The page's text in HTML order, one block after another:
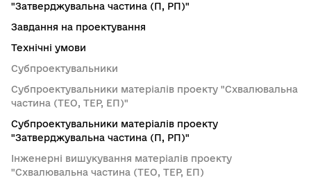
"Затверджувальна частина (П, РП)"
Завдання на проектування
Технічні умови
Субпроектувальники
Субпроектувальники матеріалів проекту "Схвалювальна
частина (ТЕО, ТЕР, ЕП)"
Субпроектувальники матеріалів проекту
"Затверджувальна частина (П, РП)"
Інженерні вишукування матеріалів проекту
"Схвалювальна частина (ТЕО, ТЕР, ЕП)